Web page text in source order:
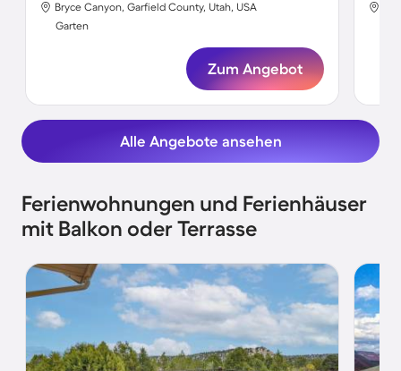
Bryce Canyon, Garfield County, Utah, USA
Garten
Zum Angebot
Alle Angebote ansehen
Ferienwohnungen und Ferienhäuser
mit Balkon oder Terrasse